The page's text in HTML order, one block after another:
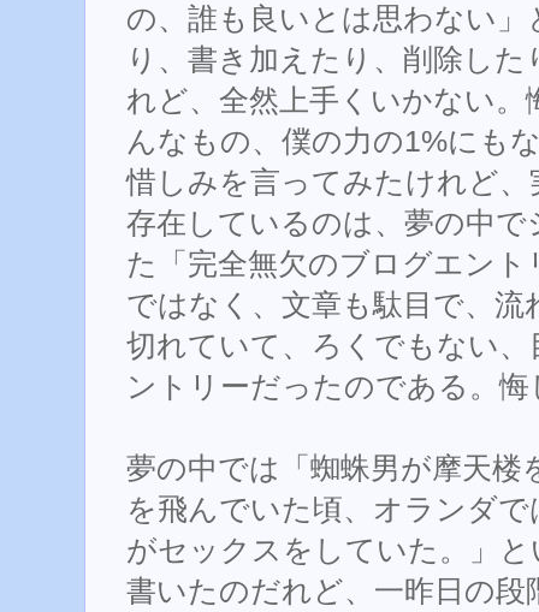
の、誰も良いとは思わない
り、書き加えたり、削除し
れど、全然上手くいかない
んなもの、僕の力の1%にも
惜しみを言ってみたけれど
存在しているのは、夢の中
た「完全無欠のブログエン
ではなく、文章も駄目で、
切れていて、ろくでもない
ントリーだったのである。
夢の中では「蜘蛛男が摩天楼
を飛んでいた頃、オランダ
がセックスをしていた。」
書いたのだれど、一昨日の